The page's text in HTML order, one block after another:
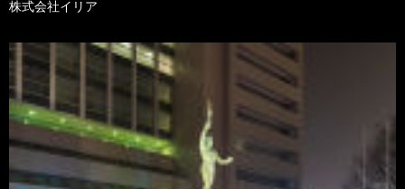
株式会社イリア